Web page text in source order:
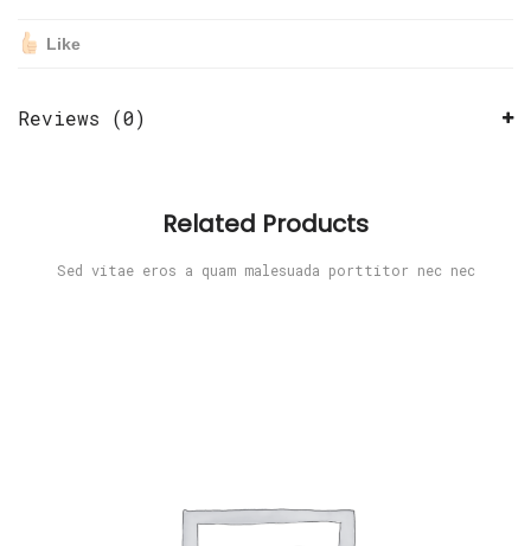
Like
Reviews (0)
Related Products
Sed vitae eros a quam malesuada porttitor nec nec